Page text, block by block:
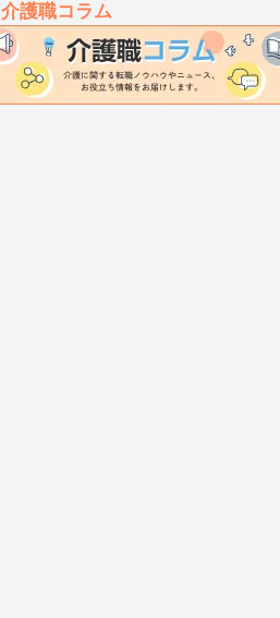
介護職コラム